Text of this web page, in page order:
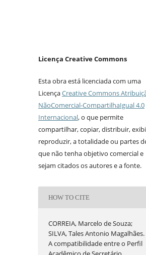
Licença Creative Commons
Esta obra está licenciada com uma
LicençaCreative Commons
NãoComercial-CompartilhaIgual 4.0
Internacional, o que permite
compartilhar, copiar, distribuir,
reproduzir, a totalidade ou partes
que não tenha objetivo comercial e
sejam citados os autores e a fonte.
HOW TO CITE
CORREIA, Marcelo de Souza;
SILVA, Tales Antonio Magalhães.
A compatibilidade entre o Perfil